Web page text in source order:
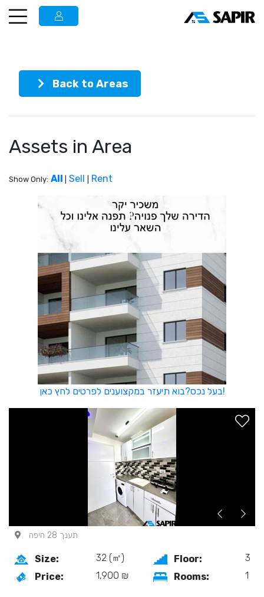
Back to Areas
Assets in Area
Show Only: All Sell Rent
בעל נכס?בוא תיעזר במקצוענים לפרטים לחץ כאן!
תענך 28 חיפה
Size: 32 (㎡) Floor:
3
Price:
1,900 ₪ Rooms: 1